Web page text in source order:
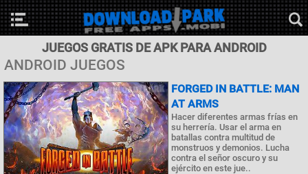
JUEGOS GRATIS DE APK PARA ANDROID
ANDROID JUEGOS
FORGED IN BATTLE: MAN
AT ARMS
Hacer diferentes armas frías en
su herrería. Usar el arma en
batallas contra multitud de
monstruos y demonios. Lucha
contra el señor oscuro y su
ejército en este jue..